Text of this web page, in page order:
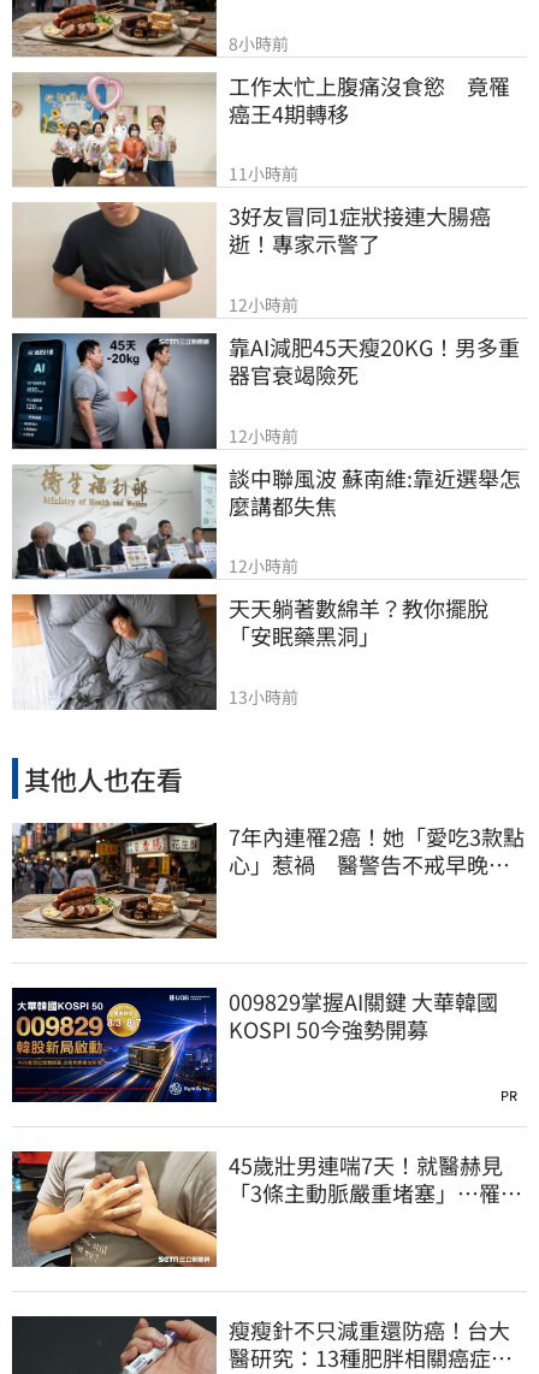
8小時前
工作太忙上腹痛沒食慾　竟罹
癌王4期轉移
11小時前
3好友冒同1症狀接連大腸癌
逝！專家示警了
12小時前
靠AI減肥45天瘦20KG！男多重
器官衰竭險死
12小時前
談中聯風波 蘇南維:靠近選舉怎
麼講都失焦
12小時前
天天躺著數綿羊？教你擺脫
「安眠藥黑洞」
13小時前
其他人也在看
7年內連罹2癌！她「愛吃3款點
心」惹禍 醫警告不戒早晚有
009829掌握AI關鍵 大華韓國
KOSPI 50今強勢開募
PR
45歲壯男連喘7天！就醫赫見
「3條主動脈嚴重堵塞」…罹冠
瘦瘦針不只減重還防癌！台大
醫研究：13種肥胖相關癌症風